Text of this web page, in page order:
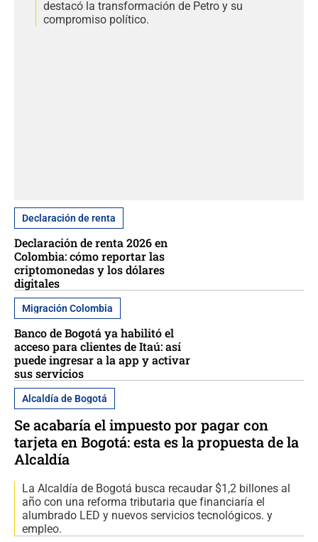
destacó la transformación de Petro y su
compromiso político.
Declaración de renta
Declaración de renta 2026 en
Colombia: cómo reportar las
criptomonedas y los dólares
digitales
Migración Colombia
Banco de Bogotá ya habilitó el
acceso para clientes de Itaú: así
puede ingresar a la app y activar
sus servicios
Alcaldía de Bogotá
Se acabaría el impuesto por pagar con
tarjeta en Bogotá: esta es la propuesta de la
Alcaldía
La Alcaldía de Bogotá busca recaudar $1,2 billones al
año con una reforma tributaria que financiaría el
alumbrado LED y nuevos servicios tecnológicos. y
empleo.